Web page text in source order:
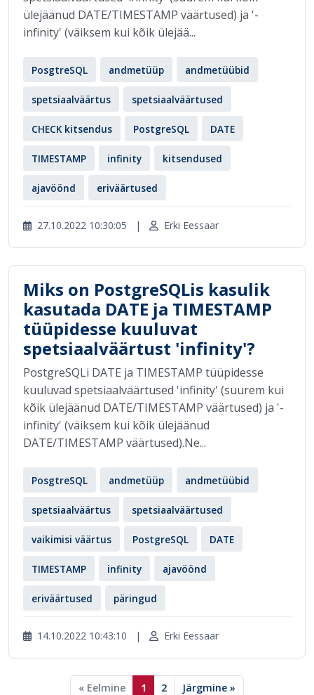
ülejäänud DATE/TIMESTAMP väärtused) ja '-
infinity' (väiksem kui kõik ülejää...
PosgtreSQL andmetüüp andmetüübid
spetsiaalväärtus spetsiaalväärtused
CHECK kitsendus PostgreSQL DATE
TIMESTAMP infinity kitsendused
ajavöönd eriväärtused
27.10.2022 10:30:05 | Erki Eessaar
Miks on PostgreSQLis kasulik
kasutada DATE ja TIMESTAMP
tüüpidesse kuuluvat
spetsiaalväärtust 'infinity'?
PostgreSQLi DATE ja TIMESTAMP tüüpidesse
kuuluvad spetsiaalväärtused 'infinity' (suurem kui
kõik ülejäänud DATE/TIMESTAMP väärtused) ja '-
infinity' (väiksem kui kõik ülejäänud
DATE/TIMESTAMP väärtused).Ne...
PosgtreSQL andmetüüp andmetüübid
spetsiaalväärtus spetsiaalväärtused
vaikimisi väärtus PostgreSQL DATE
TIMESTAMP infinity ajavöönd
eriväärtused päringud
14.10.2022 10:43:10 | Erki Eessaar
« Eelmine 1 2 Järgmine »